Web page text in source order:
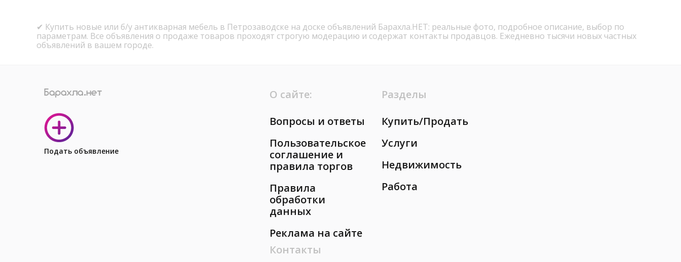
✔ Купить новые или б/у антикварная мебель в Петрозаводске на доске объявлений Барахла.НЕТ: реальные фото, подробное описание, выбор по
параметрам. Все объявления о продаже товаров проходят строгую модерацию и содержат контакты продавцов. Ежедневно тысячи новых частных
объявлений в вашем городе.
Подать объявление
О сайте:
Вопросы и ответы
Пользовательское
соглашение и
правила торгов
Правила
обработки
данных
Реклама на сайте
Разделы
Купить/Продать
Услуги
Недвижимость
Работа
Контакты